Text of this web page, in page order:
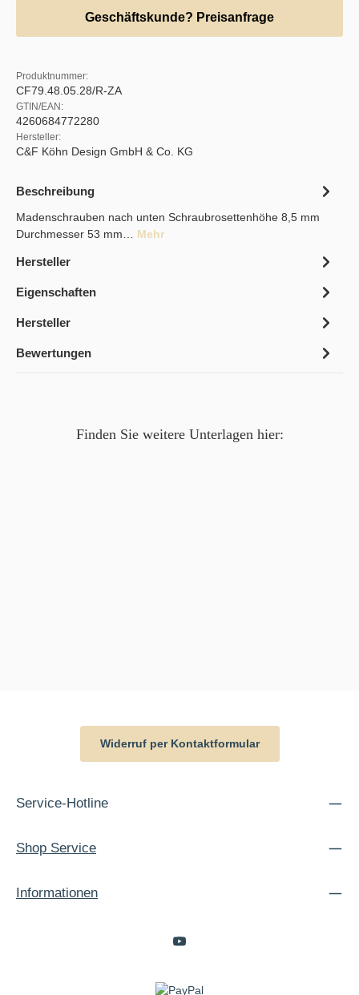
Geschäftskunde? Preisanfrage
Produktnummer:
CF79.48.05.28/R-ZA
GTIN/EAN:
4260684772280
Hersteller:
C&F Köhn Design GmbH & Co. KG
Beschreibung
Madenschrauben nach unten Schraubrosettenhöhe 8,5 mm
Durchmesser 53 mm… Mehr
Hersteller
Eigenschaften
Hersteller
Bewertungen
Finden Sie weitere Unterlagen hier:
Widerruf per Kontaktformular
Service-Hotline
Shop Service
Informationen